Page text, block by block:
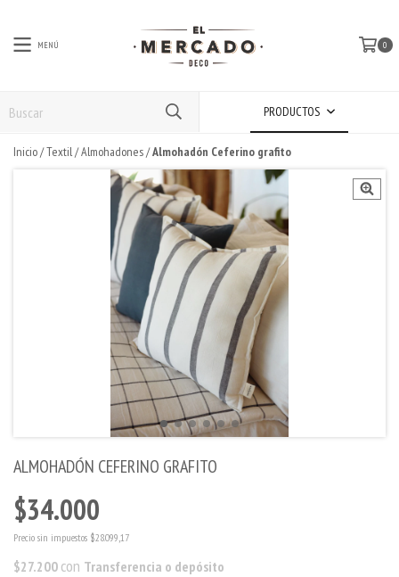
MENÚ 0
PRODUCTOS
Inicio/Textil/Almohadones/Almohadón Ceferino grafito
ALMOHADÓN CEFERINO GRAFITO
$34.000
Precio sin impuestos $28.099,17
$27.200 con Transferencia o depósito